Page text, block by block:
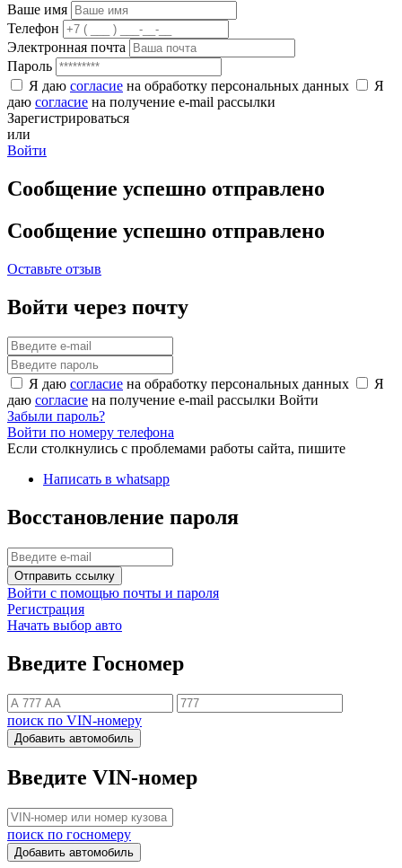
Ваше имя
Телефон
Электронная почта
Пароль
Я даю согласие на обработку персональных данных
Я
даю согласие на получение e-mail рассылки
Зарегистрироваться
или
Войти
Сообщение успешно отправлено
Сообщение успешно отправлено
Оставьте отзыв
Войти через почту
Я даю согласие на обработку персональных данных
Я
даю согласие на получение e-mail рассылки Войти
Забыли пароль?
Войти по номеру телефона
Если столкнулись с проблемами работы сайта, пишите
Написать в whatsapp
Восстановление пароля
Отправить ссылку
Войти с помощью почты и пароля
Регистрация
Начать выбор авто
Введите Госномер
поиск по VIN-номеру
Добавить автомобиль
Введите VIN-номер
поиск по госномеру
Добавить автомобиль